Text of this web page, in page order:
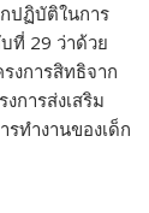
ปฏิบัติในการ
ที่ 29 ว่าด้วย
งการสิทธิจาก
การส่งเสริม
ทำงานของเด็ก